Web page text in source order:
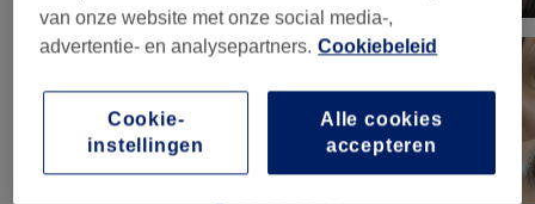
van onze website met onze social media-,
advertentie- en analysepartners. Cookiebeleid
Alle cookies
accepteren
Cookie-
instellingen